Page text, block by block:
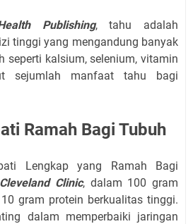
Publishing, tahu adalah
tinggi yang mengandung banyak
seperti kalsium, selenium, vitamin
sejumlah manfaat tahu bagi
Ramah Bagi Tubuh
Lengkap yang Ramah Bagi
Cleveland Clinic, dalam 100 gram
gram protein berkualitas tinggi.
dalam memperbaiki jaringan